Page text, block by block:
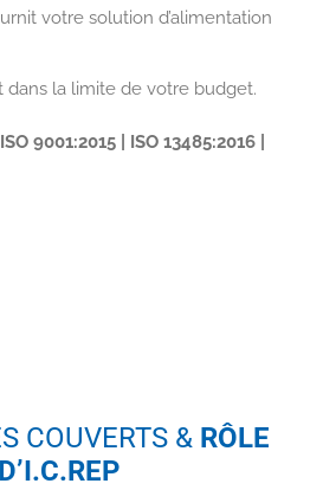
votre solution d’alimentation
la limite de votre budget.
9001:2015 | ISO 13485:2016 |
COUVERTS & RÔLE
D’I.C.REP